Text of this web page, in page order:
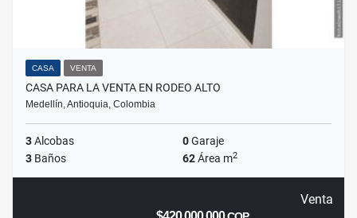
CASA VENTA
CASA PARA LA VENTA EN RODEO ALTO
Medellín, Antioquia, Colombia
3Alcobas 0Garaje
3 Baños 62Área m2
Venta